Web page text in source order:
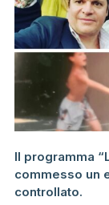
Il programma
commesso un
controllato.